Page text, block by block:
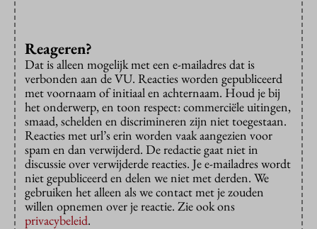
Reageren?
Dat is alleen mogelijk met een e-mailadres dat is
verbonden aan de VU. Reacties worden gepubliceerd
met voornaam of initiaal en achternaam. Houd je bij
het onderwerp, en toon respect: commerciële uitingen,
smaad, schelden en discrimineren zijn niet toegestaan.
Reacties met url’s erin worden vaak aangezien voor
spam en dan verwijderd. De redactie gaat niet in
discussie over verwijderde reacties. Je e-mailadres wordt
niet gepubliceerd en delen we niet met derden. We
gebruiken het alleen als we contact met je zouden
willen opnemen over je reactie. Zie ook ons
privacybeleid.